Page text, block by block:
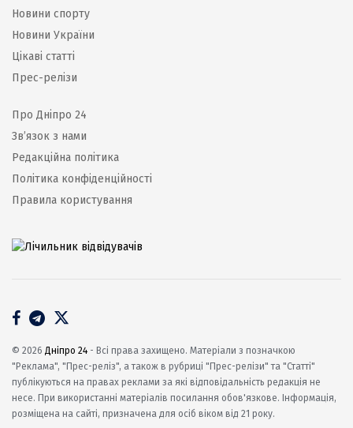
Новини спорту
Новини України
Цікаві статті
Прес-релізи
Про Дніпро 24
Зв’язок з нами
Редакційна політика
Політика конфіденційності
Правила користування
© 2026 Дніпро 24 - Всі права захищено. Матеріали з позначкою
"Реклама", "Прес-реліз", а також в рубриці "Прес-релізи" та "Статті"
публікуються на правах реклами за які відповідальність редакція не
несе. При використанні матеріалів посилання обов'язкове. Інформація,
розміщена на сайті, призначена для осіб віком від 21 року.